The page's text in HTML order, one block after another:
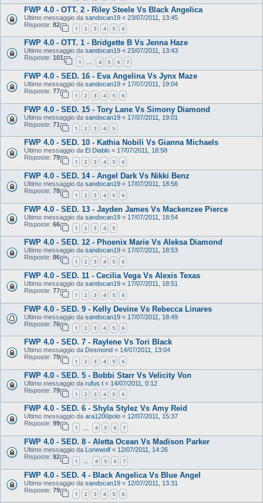
FWP 4.0 - OTT. 2 - Riley Steele Vs Black Angelica
Ultimo messaggio da sandocan19 « 23/07/2011, 13:45
Risposte: 82
1 2 3 4 5 6
FWP 4.0 - OTT. 1 - Bridgette B Vs Jenna Haze
Ultimo messaggio da sandocan19 « 23/07/2011, 13:43
Risposte: 101
1 … 4 5 6 7
FWP 4.0 - SED. 16 - Eva Angelina Vs Jynx Maze
Ultimo messaggio da sandocan19 « 17/07/2011, 19:04
Risposte: 77
1 2 3 4 5 6
FWP 4.0 - SED. 15 - Tory Lane Vs Simony Diamond
Ultimo messaggio da sandocan19 « 17/07/2011, 19:01
Risposte: 71
1 2 3 4 5
FWP 4.0 - SED. 10 - Kathia Nobili Vs Gianna Michaels
Ultimo messaggio da El Diablo « 17/07/2011, 18:58
Risposte: 79
1 2 3 4 5 6
FWP 4.0 - SED. 14 - Angel Dark Vs Nikki Benz
Ultimo messaggio da sandocan19 « 17/07/2011, 18:56
Risposte: 78
1 2 3 4 5 6
FWP 4.0 - SED. 13 - Jayden James Vs Mackenzee Pierce
Ultimo messaggio da sandocan19 « 17/07/2011, 18:54
Risposte: 66
1 2 3 4 5
FWP 4.0 - SED. 12 - Phoenix Marie Vs Aleksa Diamond
Ultimo messaggio da sandocan19 « 17/07/2011, 18:53
Risposte: 86
1 2 3 4 5 6
FWP 4.0 - SED. 11 - Cecilia Vega Vs Alexis Texas
Ultimo messaggio da sandocan19 « 17/07/2011, 18:51
Risposte: 77
1 2 3 4 5 6
FWP 4.0 - SED. 9 - Kelly Devine Vs Rebecca Linares
Ultimo messaggio da sandocan19 « 17/07/2011, 18:49
Risposte: 76
1 2 3 4 5 6
FWP 4.0 - SED. 7 - Raylene Vs Tori Black
Ultimo messaggio da Desmond « 14/07/2011, 13:04
Risposte: 79
1 2 3 4 5 6
FWP 4.0 - SED. 5 - Bobbi Starr Vs Velicity Von
Ultimo messaggio da rufus t « 14/07/2011, 0:12
Risposte: 79
1 2 3 4 5 6
FWP 4.0 - SED. 6 - Shyla Stylez Vs Amy Reid
Ultimo messaggio da ara1200polo « 12/07/2011, 15:37
Risposte: 99
1 4 5 6 7
FWP 4.0 - SED. 8 - Aletta Ocean Vs Madison Parker
Ultimo messaggio da Lonewolf « 12/07/2011, 14:26
Risposte: 92
1 … 4 5 6 7
FWP 4.0 - SED. 4 - Black Angelica Vs Blue Angel
Ultimo messaggio da sandocan19 « 12/07/2011, 13:31
Risposte: 79
1 2 3 4 5 6